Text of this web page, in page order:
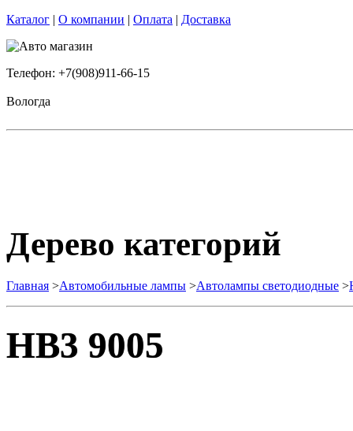
Каталог | О компании | Оплата | Доставка
Телефон: +7(908)911-66-15
Вологда
Дерево категорий
Главная >Автомобильные лампы >Автолампы светодиодные >
HB3 9005